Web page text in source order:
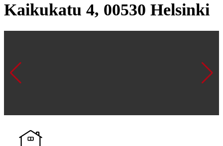
Kaikukatu 4, 00530 Helsinki